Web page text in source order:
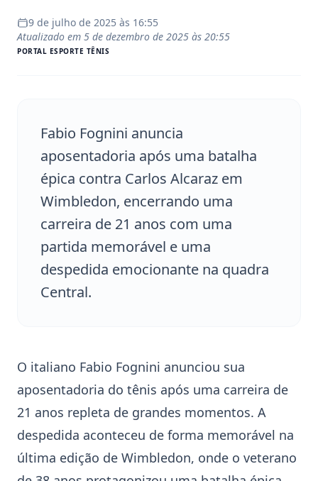
9 de julho de 2025 às 16:55
Atualizado em 5 de dezembro de 2025 às 20:55
PORTAL ESPORTE TÊNIS
Fabio Fognini anuncia
aposentadoria após uma batalha
épica contra Carlos Alcaraz em
Wimbledon, encerrando uma
carreira de 21 anos com uma
partida memorável e uma
despedida emocionante na quadra
Central.
O italiano Fabio Fognini anunciou sua
aposentadoria do tênis após uma carreira de
21 anos repleta de grandes momentos. A
despedida aconteceu de forma memorável na
última edição de Wimbledon, onde o veterano